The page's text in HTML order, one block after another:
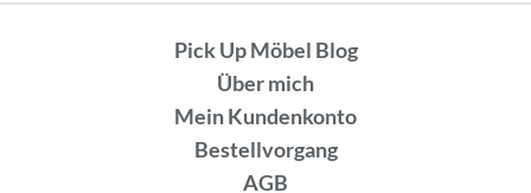
Pick Up Möbel Blog
Über mich
Mein Kundenkonto
Bestellvorgang
AGB